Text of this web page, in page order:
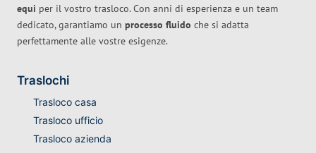
equi per il vostro trasloco. Con anni di esperienza e un team
dedicato, garantiamo un processo fluido che si adatta
perfettamente alle vostre esigenze.
Traslochi
Trasloco casa
Trasloco ufficio
Trasloco azienda